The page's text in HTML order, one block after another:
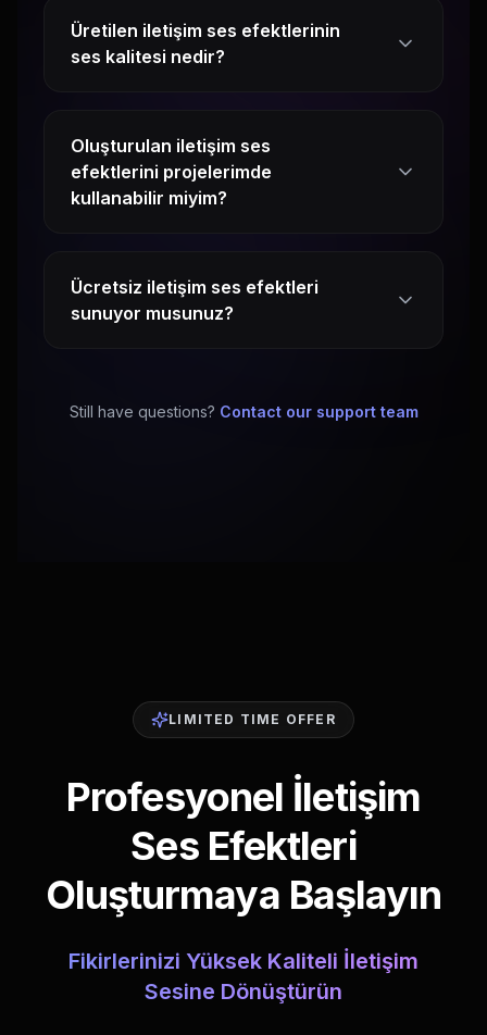
Üretilen iletişim ses efektlerinin
ses kalitesi nedir?
Oluşturulan iletişim ses
efektlerini projelerimde
kullanabilir miyim?
Ücretsiz iletişim ses efektleri
sunuyor musunuz?
Still have questions? Contact our support team
LIMITED TIME OFFER
Profesyonel İletişim
Ses Efektleri
Oluşturmaya Başlayın
Fikirlerinizi Yüksek Kaliteli İletişim
Sesine Dönüştürün